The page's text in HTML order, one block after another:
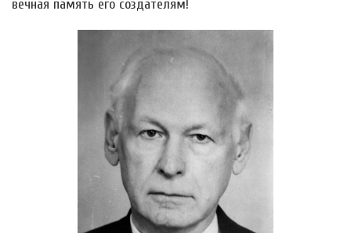
вечная память его создателям!